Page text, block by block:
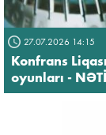
27.07.2026 14:15
Konfrans
oyunları -